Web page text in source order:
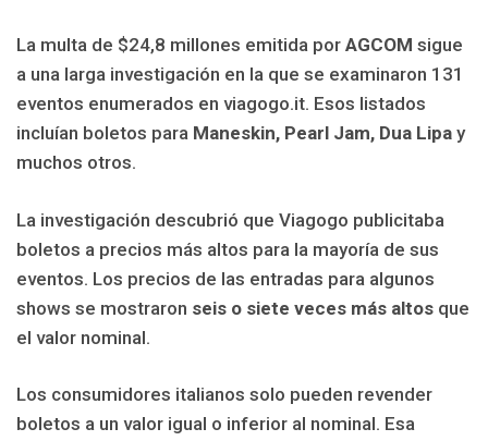
La multa de $24,8 millones emitida por AGCOM sigue
a una larga investigación en la que se examinaron 131
eventos enumerados en viagogo.it. Esos listados
incluían boletos para Maneskin, Pearl Jam, Dua Lipa y
muchos otros.
La investigación descubrió que Viagogo publicitaba
boletos a precios más altos para la mayoría de sus
eventos. Los precios de las entradas para algunos
shows se mostraron seis o siete veces más altos que
el valor nominal.
Los consumidores italianos solo pueden revender
boletos a un valor igual o inferior al nominal. Esa